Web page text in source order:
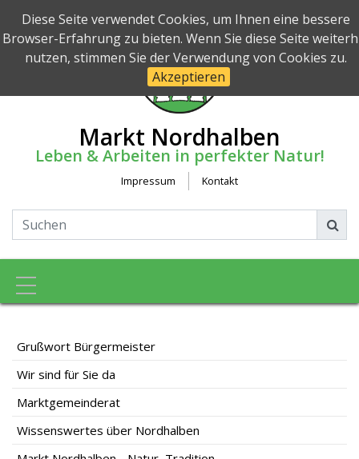
Diese Seite verwendet Cookies, um Ihnen eine bessere
Browser-Erfahrung zu bieten. Wenn Sie diese Seite
nutzen, stimmen Sie der Verwendung von Cookies zu.
Akzeptieren
Markt Nordhalben
Leben & Arbeiten in perfekter Natur!
Impressum Kontakt
Toggle navigation
Grußwort Bürgermeister
Wir sind für Sie da
Marktgemeinderat
Wissenswertes über Nordhalben